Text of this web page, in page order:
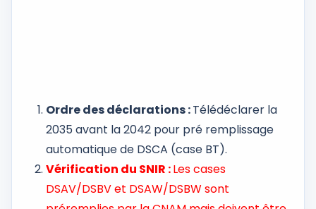
Ordre des déclarations :Télédéclarer la
2035 avant la 2042 pour pré remplissage
automatique de DSCA (case BT).
Vérification du SNIR :Les cases
DSAV/DSBV et DSAW/DSBW sont